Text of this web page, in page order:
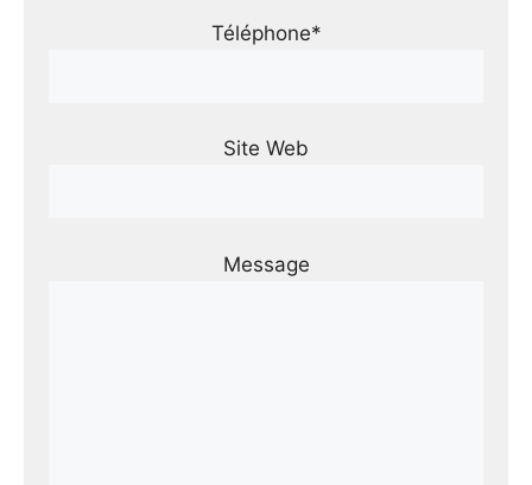
Téléphone*
Site Web
Message